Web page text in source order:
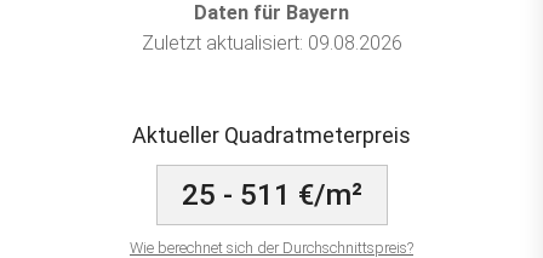
Daten für Bayern
Zuletzt aktualisiert: 09.08.2026
Aktueller Quadratmeterpreis
25 - 511 €/m²
Wie berechnet sich der Durchschnittspreis?